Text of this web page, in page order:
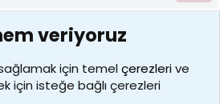
veriyoruz
sağlamak için temelçerezlerive
için isteğe bağlı çerezleri